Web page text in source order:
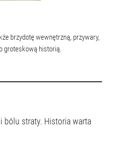
brzydotę wewnętrzną, przywary,
groteskową historią.
bólu straty. Historia warta